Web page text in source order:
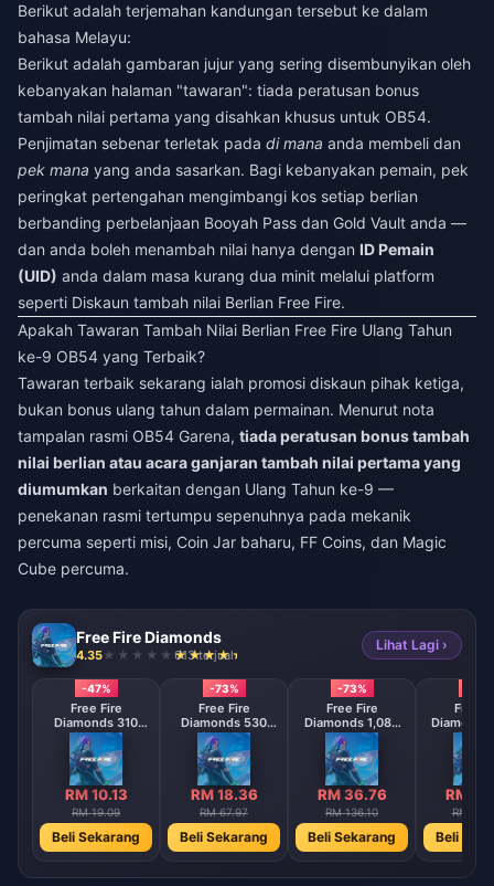
Berikut adalah terjemahan kandungan tersebut ke dalam
bahasa Melayu:
Berikut adalah gambaran jujur yang sering disembunyikan oleh
kebanyakan halaman "tawaran": tiada peratusan bonus
tambah nilai pertama yang disahkan khusus untuk OB54.
Penjimatan sebenar terletak pada di mana anda membeli dan
pek mana yang anda sasarkan. Bagi kebanyakan pemain, pek
peringkat pertengahan mengimbangi kos setiap berlian
berbanding perbelanjaan Booyah Pass dan Gold Vault anda —
dan anda boleh menambah nilai hanya dengan ID Pemain
(UID) anda dalam masa kurang dua minit melalui platform
seperti Diskaun tambah nilai Berlian Free Fire.
Apakah Tawaran Tambah Nilai Berlian Free Fire Ulang Tahun
ke-9 OB54 yang Terbaik?
Tawaran terbaik sekarang ialah promosi diskaun pihak ketiga,
bukan bonus ulang tahun dalam permainan. Menurut nota
tampalan rasmi OB54 Garena, tiada peratusan bonus tambah
nilai berlian atau acara ganjaran tambah nilai pertama yang
diumumkan berkaitan dengan Ulang Tahun ke-9 —
penekanan rasmi tertumpu sepenuhnya pada mekanik
percuma seperti misi, Coin Jar baharu, FF Coins, dan Magic
Cube percuma.
Free Fire Diamonds
4.35 613 terjual
Lihat Lagi ›
-47%
Free Fire
Diamonds 310
Diamonds
RM 10.13
RM 19.09
Beli Sekarang
-73%
Free Fire
Diamonds 530
Diamonds
【Middle East
region optional】
RM 18.36
RM 67.97
Beli Sekarang
-73%
Free Fire
Diamonds 1,080
Diamonds
【Middle East
region optional】
RM 36.76
RM 136.10
Beli Sekarang
Free
【
region
RM
RM
Beli